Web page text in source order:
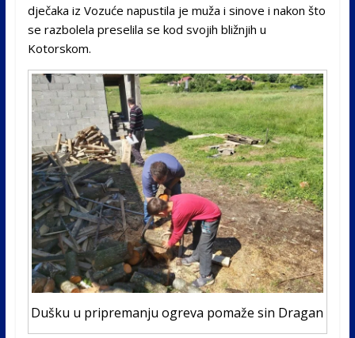
dječaka iz Vozuće napustila je muža i sinove i nakon što
se razbolela preselila se kod svojih bližnjih u
Kotorskom.
Dušku u pripremanju ogreva pomaže sin Dragan